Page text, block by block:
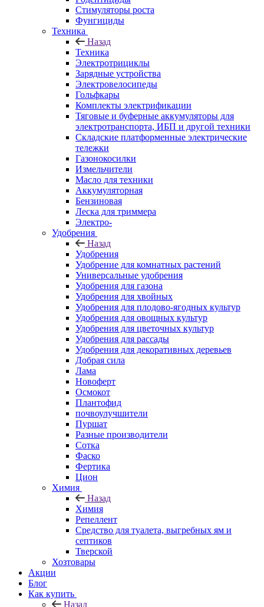
Стимуляторы роста
Фунгициды
Техника
Назад
Техника
Электротрициклы
Зарядные устройства
Электровелосипеды
Гольфкары
Комплекты электрификации
Тяговые и буферные аккумуляторы для
электротранспорта, ИБП и другой техники
Складские платформенные электрические
тележки
Газонокосилки
Измельчители
Масло для техники
Аккумуляторная
Бензиновая
Леска для триммера
Электро-
Удобрения
Назад
Удобрения
Удобрение для комнатных растений
Универсальные удобрения
Удобрения для газона
Удобрения для хвойных
Удобрения для плодово-ягодных культур
Удобрения для овощных культур
Удобрения для цветочных культур
Удобрения для рассады
Удобрения для декоративных деревьев
Добрая сила
Лама
Новоферт
Осмокот
Плантофид
почвоулучшители
Пуршат
Разные производители
Сотка
Фаско
Фертика
Цион
Химия
Назад
Химия
Репеллент
Средство для туалета, выгребных ям и
септиков
Тверской
Хозтовары
Акции
Блог
Как купить
Назад